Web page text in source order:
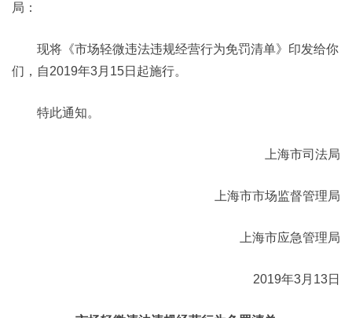
局：
现将《市场轻微违法违规经营行为免罚清单》印发给你
们，自2019年3月15日起施行。
特此通知。
上海市司法局
上海市市场监督管理局
上海市应急管理局
2019年3月13日